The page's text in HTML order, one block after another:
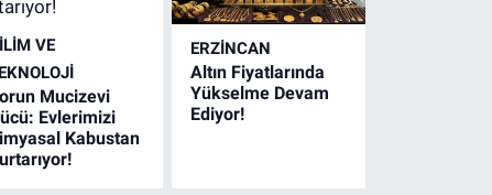
VE
Mucizevi
Evlerimizi
Kabustan
ERZINCAN
Altın Fiyatlarında
Yükselme Devam
Ediyor!